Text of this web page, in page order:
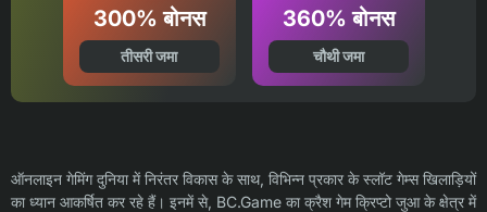
300% बोनस
तीसरी जमा
360% बोनस
चौथी जमा
ऑनलाइन गेमिंग दुनिया में निरंतर विकास के साथ, विभिन्न प्रकार के स्लॉट गेम्स खिलाड़ियों
का ध्यान आकर्षित कर रहे हैं। इनमें से, BC.Game का क्रैश गेम क्रिप्टो जुआ के क्षेत्र में